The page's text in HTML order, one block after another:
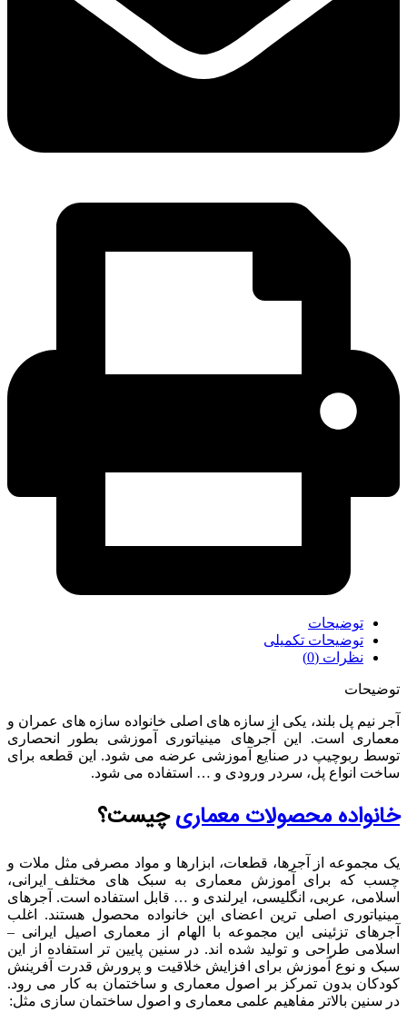
توضیحات
توضیحات تکمیلی
نظرات (0)
توضیحات
آجر نیم پل بلند، یکی از سازه های اصلی خانواده سازه های عمران و
معماری است. این آجرهای مینیاتوری آموزشی بطور انحصاری
توسط ربوچیپ در صنایع آموزشی عرضه می شود. این قطعه برای
ساخت انواع پل، سردر ورودی و … استفاده می شود.
خانواده محصولات معماریچیست؟
یک مجموعه از آجرها، قطعات، ابزارها و مواد مصرفی مثل ملات و
چسب که برای آموزش معماری به سبک های مختلف ایرانی،
اسلامی، عربی، انگلیسی، ایرلندی و … قابل استفاده است. آجرهای
مینیاتوری اصلی ترین اعضای این خانواده محصول هستند. اغلب
آجرهای تزئینی این مجموعه با الهام از معماری اصیل ایرانی –
اسلامی طراحی و تولید شده اند. در سنین پایین تر استفاده از این
سبک و نوع آموزش برای افزایش خلاقیت و پرورش قدرت آفرینش
کودکان بدون تمرکز بر اصول معماری و ساختمان به کار می رود.
در سنین بالاتر مفاهیم علمی معماری و اصول ساختمان سازی مثل: